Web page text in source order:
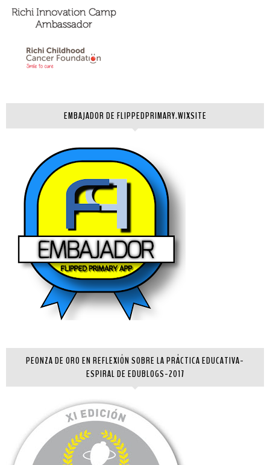
EMBAJADOR DE FLIPPEDPRIMARY.WIXSITE
PEONZA DE ORO EN REFLEXIÓN SOBRE LA PRÁCTICA EDUCATIVA-
ESPIRAL DE EDUBLOGS-2017